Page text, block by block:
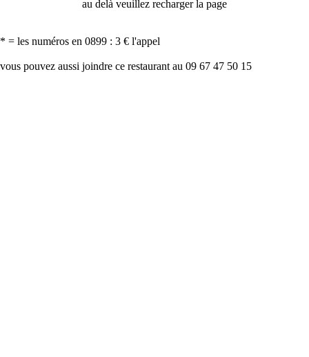
au delà veuillez recharger la page
* = les numéros en 0899 : 3 € l'appel
vous pouvez aussi joindre ce restaurant au 09 67 47 50 15